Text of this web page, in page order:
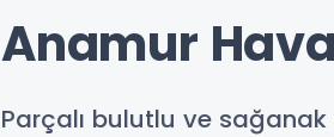
Anamur
Parçalı bulutlu ve